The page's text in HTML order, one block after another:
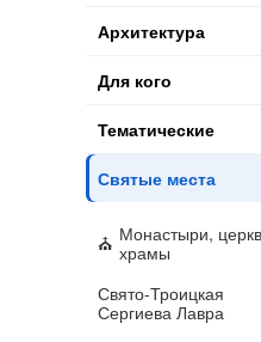
Архитектура
Для кого
Тематические
Святые места
Монастыри,
храмы
Свято-Троицкая
Сергиева Лавра